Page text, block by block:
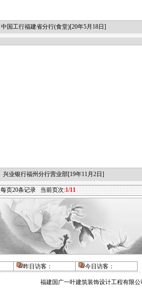
中国工行福建省分行(食堂)[20年5月18日]
兴业银行福州分行营业部[19年11月2日]
每页20条记录 当前页次:1/11
昨日访客： 今日访客 ：
福建国广一叶建筑装饰设计工程有限